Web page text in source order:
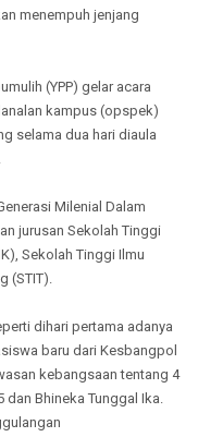
menempuh jenjang
(YPP) gelar acara
kampus (opspek)
selama dua hari diaula
Milenial Dalam
jurusan Sekolah Tinggi
Sekolah Tinggi Ilmu
(STIT).
dihari pertama adanya
baru dari Kesbangpol
kebangsaan tentang 4
dan Bhineka Tunggal Ika.